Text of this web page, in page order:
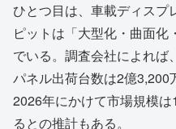
ひとつ目は、車載ディスプ
ピットは「大型化・曲面
でいる。調査会社によれば
パネル出荷台数は2億
2026年にかけて市場規模
るとの推計もある。